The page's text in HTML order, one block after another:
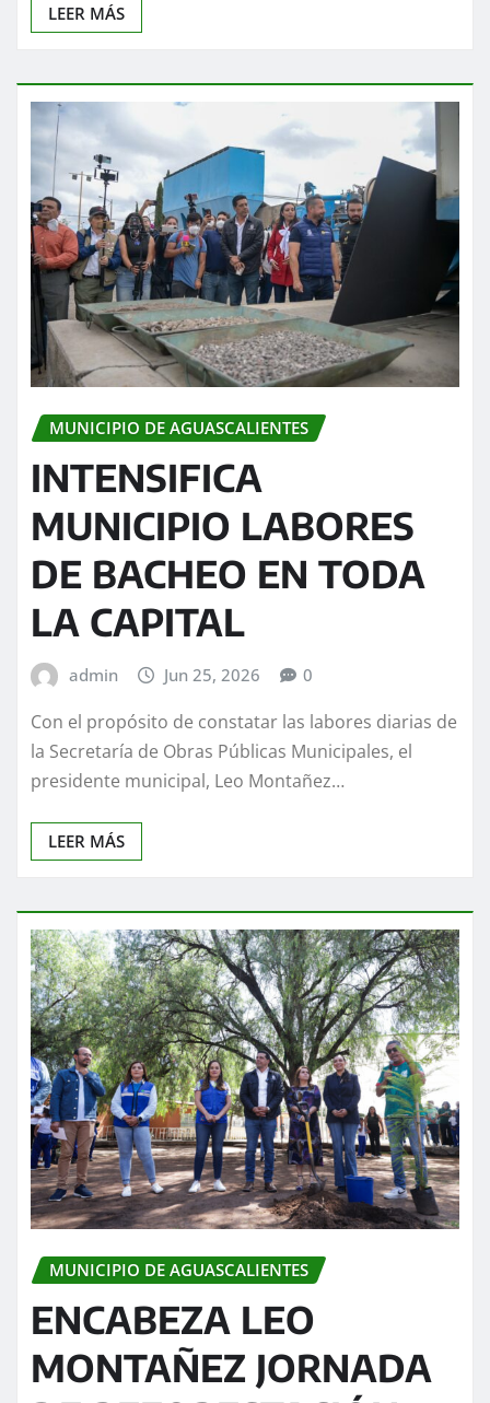
LEER MÁS
MUNICIPIO DE AGUASCALIENTES
INTENSIFICA
MUNICIPIO LABORES
DE BACHEO EN TODA
LA CAPITAL
admin Jun 25, 2026 0
Con el propósito de constatar las labores diarias de
la Secretaría de Obras Públicas Municipales, el
presidente municipal, Leo Montañez…
LEER MÁS
MUNICIPIO DE AGUASCALIENTES
ENCABEZA LEO
MONTAÑEZ JORNADA